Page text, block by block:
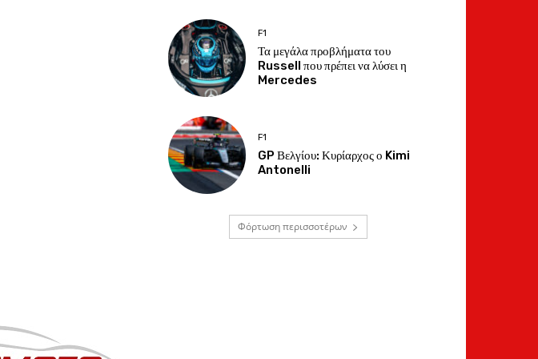
F1
Τα μεγάλα προβλήματα του
Russell που πρέπει να λύσει η
Mercedes
F1
GP Βελγίου: Κυρίαρχος ο Kimi
Antonelli
Φόρτωση περισσοτέρων